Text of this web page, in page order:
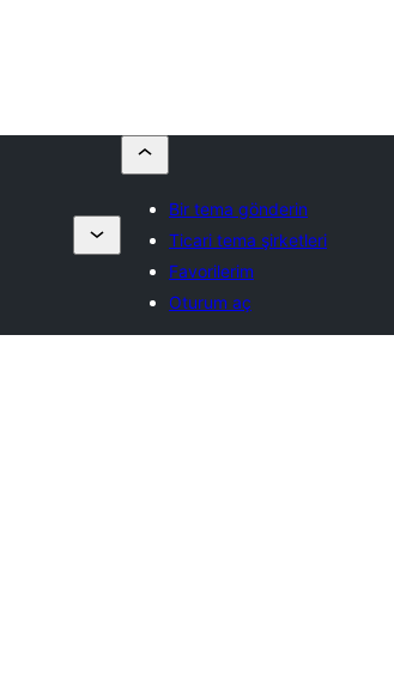
Bir tema gönderin
Ticari tema şirketleri
Favorilerim
Oturum aç